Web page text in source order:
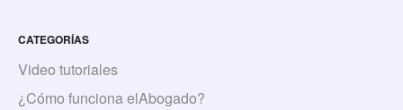
CATEGORÍAS
Video tutoriales
¿Cómo funciona elAbogado?